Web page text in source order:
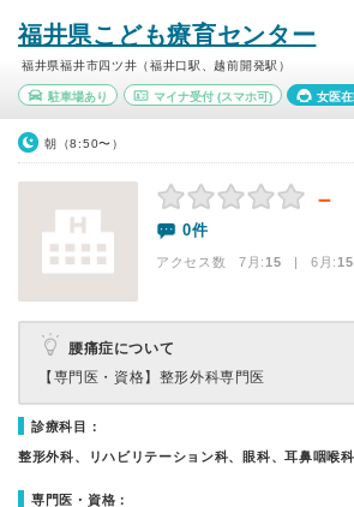
福井県こども療育センター
福井県福井市四ツ井（福井口駅、越前開発駅）
駐車場あり マイナ受付(スマホ可) 女医
朝（8:50〜）
－
0件
アクセス数 7月:15 | 6月:15
腰痛症について
【専門医・資格】 整形外科専門医
診療科目：
整形外科、リハビリテーション科、眼科、耳鼻咽喉
専門医・資格：